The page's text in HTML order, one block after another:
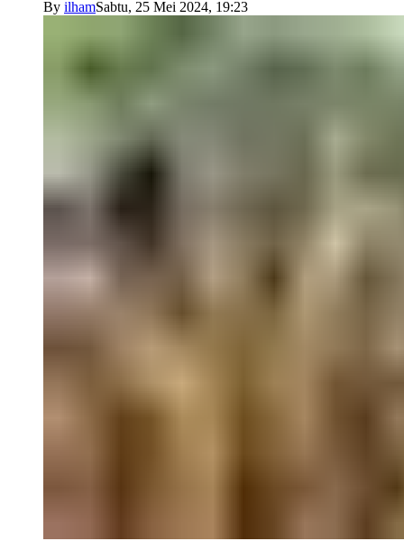
By ilhamSabtu, 25 Mei 2024, 19:23